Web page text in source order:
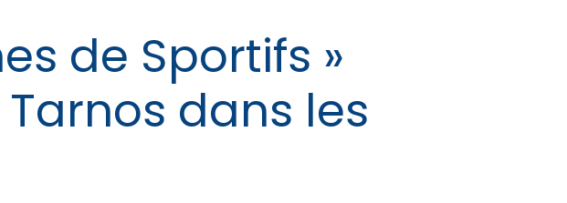
de Sportifs »
Tarnos dans les